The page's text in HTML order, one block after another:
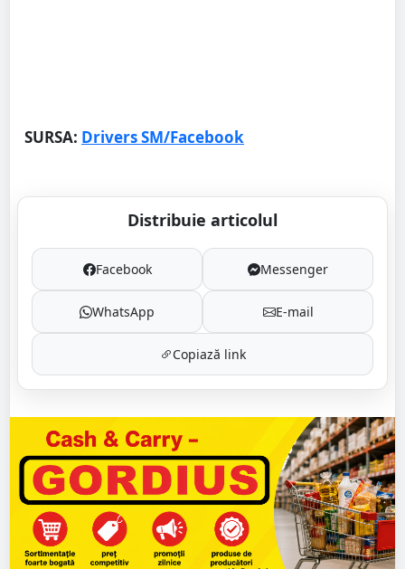
SURSA: Drivers SM/Facebook
Distribuie articolul
Facebook Messenger
WhatsApp E-mail
Copiază link